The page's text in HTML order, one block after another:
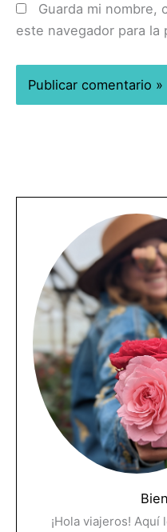
Guarda mi nombre,
este navegador para la
¡Hola viajeros! Aquí